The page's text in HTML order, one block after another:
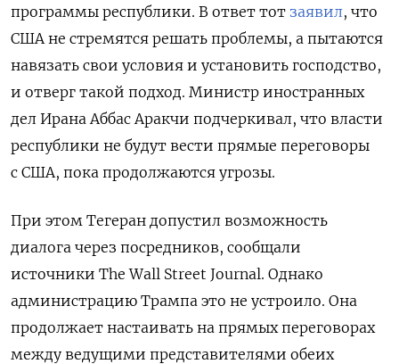
программы республики. В ответ тот заявил, что
США не стремятся решать проблемы, а пытаются
навязать свои условия и установить господство,
и отверг такой подход. Министр иностранных
дел Ирана Аббас Аракчи подчеркивал, что власти
республики не будут вести прямые переговоры
с США, пока продолжаются угрозы.
При этом Тегеран допустил возможность
диалога через посредников, сообщали
источники The Wall Street Journal. Однако
администрацию Трампа это не устроило. Она
продолжает настаивать на прямых переговорах
между ведущими представителями обеих